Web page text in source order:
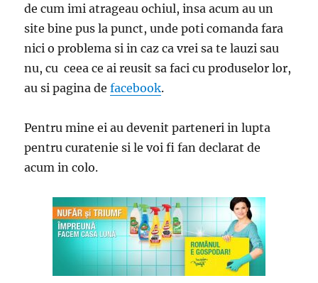
de cum imi atrageau ochiul, insa acum au un
site bine pus la punct, unde poti comanda fara
nici o problema si in caz ca vrei sa te lauzi sau
nu, cu ceea ce ai reusit sa faci cu produselor lor,
au si pagina defacebook.
Pentru mine ei au devenit parteneri in lupta
pentru curatenie si le voi fi fan declarat de
acum in colo.